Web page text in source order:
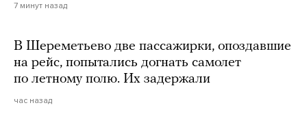
7 минут назад
В Шереметьево две пассажирки, опоздавшие
на рейс, попытались догнать самолет
по летному полю. Их задержали
час назад